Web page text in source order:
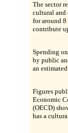
The sector
cultural and
for around
contribute
Spending
by public
an
Figures
Economic
(OECD)
has a